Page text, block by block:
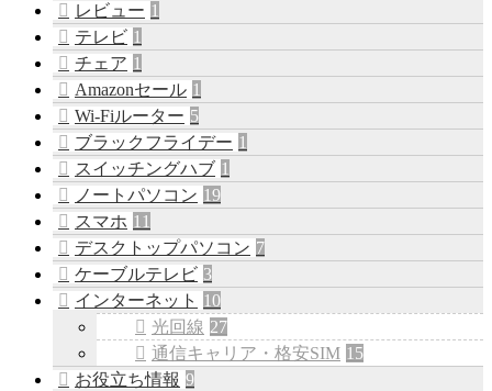
レビュー 1
テレビ 1
チェア 1
Amazonセール 1
Wi-Fiルーター 5
ブラックフライデー 1
スイッチングハブ 1
ノートパソコン 19
スマホ 11
デスクトップパソコン 7
ケーブルテレビ 3
インターネット
10
光回線 27
通信キャリア・格安SIM 15
お役立ち情報 9